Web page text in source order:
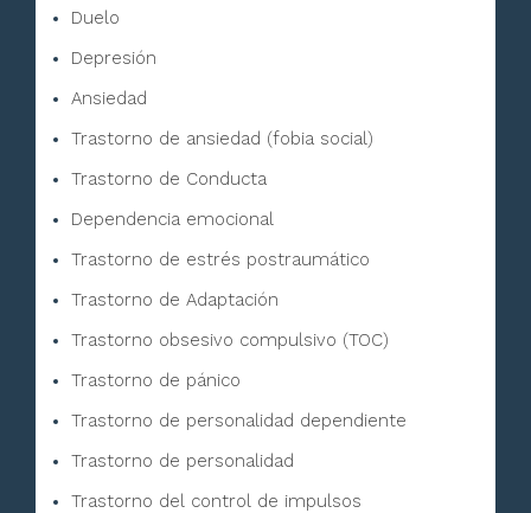
Duelo
Depresión
Ansiedad
Trastorno de ansiedad (fobia social)
Trastorno de Conducta
Dependencia emocional
Trastorno de estrés postraumático
Trastorno de Adaptación
Trastorno obsesivo compulsivo (TOC)
Trastorno de pánico
Trastorno de personalidad dependiente
Trastorno de personalidad
Trastorno del control de impulsos